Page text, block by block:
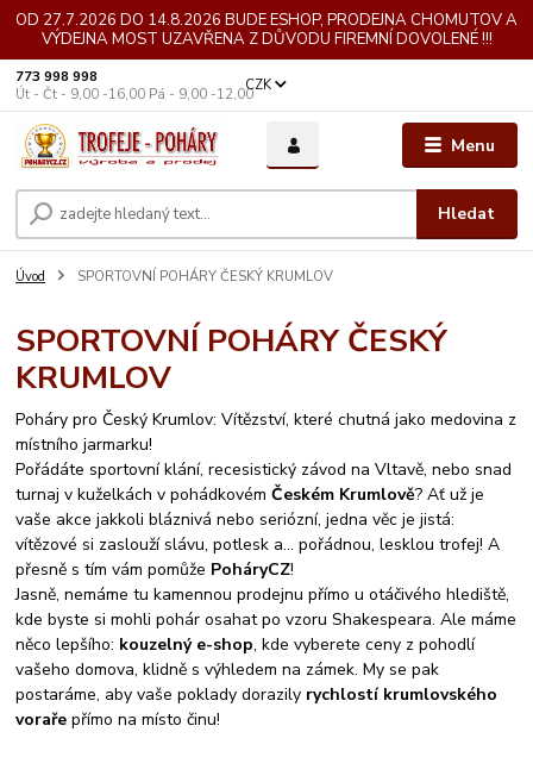
OD 27.7.2026 DO 14.8.2026 BUDE ESHOP, PRODEJNA CHOMUTOV A
VÝDEJNA MOST UZAVŘENA Z DŮVODU FIREMNÍ DOVOLENÉ !!!
Menu
CZK
Hledat
773 998 998
Út - Čt - 9,00 -16,00 Pá - 9,00 -12,00
Úvod SPORTOVNÍ POHÁRY ČESKÝ KRUMLOV
SPORTOVNÍ POHÁRY ČESKÝ
KRUMLOV
Poháry pro Český Krumlov: Vítězství, které chutná jako medovina z
místního jarmarku!
Pořádáte sportovní klání, recesistický závod na Vltavě, nebo snad
turnaj v kuželkách v pohádkovémČeském Krumlově? Ať už je
vaše akce jakkoli bláznivá nebo seriózní, jedna věc je jistá:
vítězové si zaslouží slávu, potlesk a... pořádnou, lesklou trofej! A
přesně s tím vám pomůže PoháryCZ!
Jasně, nemáme tu kamennou prodejnu přímo u otáčivého hlediště,
kde byste si mohli pohár osahat po vzoru Shakespeara. Ale máme
něco lepšího: kouzelný e-shop, kde vyberete ceny z pohodlí
vašeho domova, klidně s výhledem na zámek. My se pak
postaráme, aby vaše poklady dorazily rychlostí krumlovského
voraře přímo na místo činu!